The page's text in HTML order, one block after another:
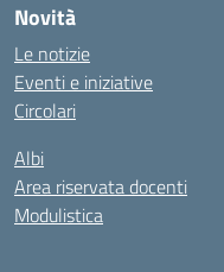
Novità
Le notizie
Eventi e iniziative
Circolari
Albi
Area riservata docenti
Modulistica